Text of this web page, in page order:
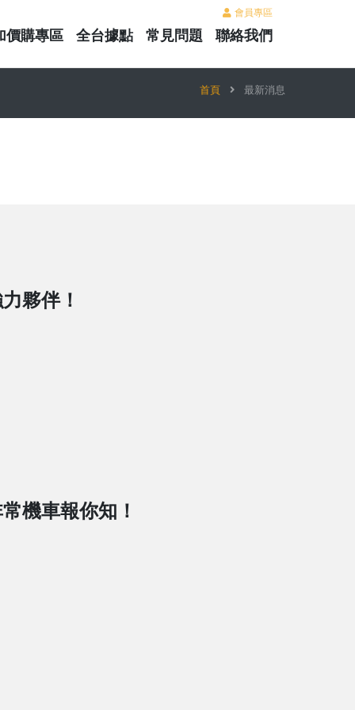
會員專區
價購專區 全台據點 常見問題 聯絡我們
首頁 最新消息
夥伴！
機車報你知！